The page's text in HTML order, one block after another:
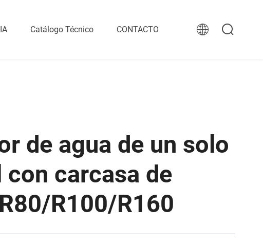
Catálogo Técnico CONTACTO
de agua de un solo
con carcasa de
R100/R160